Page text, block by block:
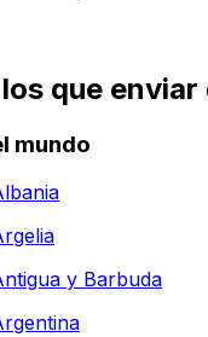
que enviar
mundo
y Barbuda